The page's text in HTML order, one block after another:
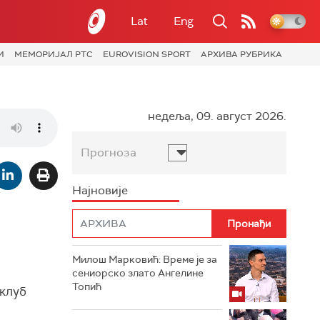
Lat Eng
МЕМОРИЈАЛ РТС EUROVISION SPORT АРХИВА РУБРИКА
недеља, 09. август 2026.
Прогноза
Најновије
Милош Марковић: Време је за
сениорско злато Ангелине
Топић